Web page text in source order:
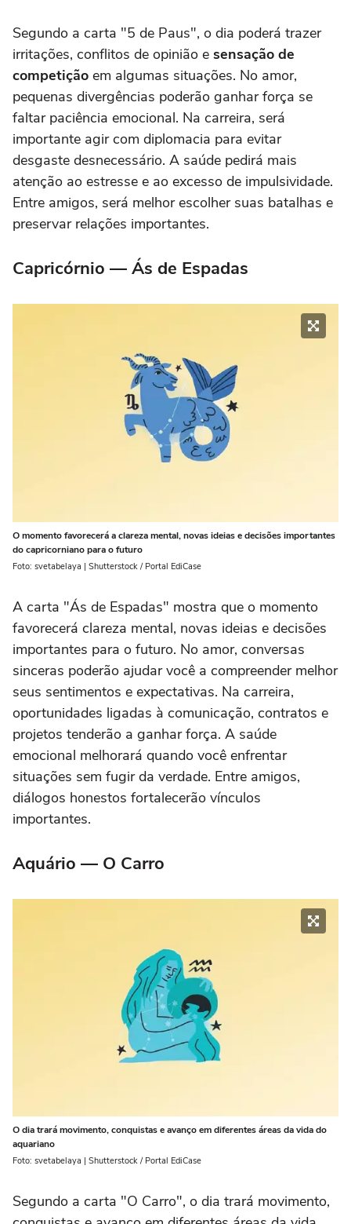
Segundo a carta "5 de Paus", o dia poderá trazer
irritações, conflitos de opinião e sensação de
competição em algumas situações. No amor,
pequenas divergências poderão ganhar força se
faltar paciência emocional. Na carreira, será
importante agir com diplomacia para evitar
desgaste desnecessário. A saúde pedirá mais
atenção ao estresse e ao excesso de impulsividade.
Entre amigos, será melhor escolher suas batalhas e
preservar relações importantes.
Capricórnio — Ás de Espadas
O momento favorecerá a clareza mental, novas ideias e decisões importantes
do capricorniano para o futuro
Foto: svetabelaya | Shutterstock / Portal EdiCase
A carta "Ás de Espadas" mostra que o momento
favorecerá clareza mental, novas ideias e decisões
importantes para o futuro. No amor, conversas
sinceras poderão ajudar você a compreender melhor
seus sentimentos e expectativas. Na carreira,
oportunidades ligadas à comunicação, contratos e
projetos tenderão a ganhar força. A saúde
emocional melhorará quando você enfrentar
situações sem fugir da verdade. Entre amigos,
diálogos honestos fortalecerão vínculos
importantes.
Aquário — O Carro
O dia trará movimento, conquistas e avanço em diferentes áreas da vida do
aquariano
Foto: svetabelaya | Shutterstock / Portal EdiCase
Segundo a carta "O Carro", o dia trará movimento,